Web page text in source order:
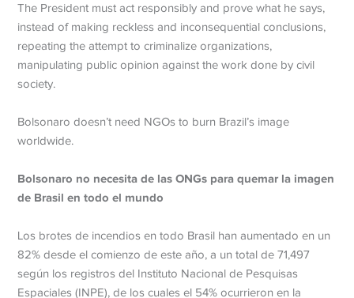
The President must act responsibly and prove what he says,
instead of making reckless and inconsequential conclusions,
repeating the attempt to criminalize organizations,
manipulating public opinion against the work done by civil
society.
Bolsonaro doesn’t need NGOs to burn Brazil’s image
worldwide.
Bolsonaro no necesita de las ONGs para quemar la imagen
de Brasil en todo el mundo
Los brotes de incendios en todo Brasil han aumentado en un
82% desde el comienzo de este año, a un total de 71,497
según los registros del Instituto Nacional de Pesquisas
Espaciales (INPE), de los cuales el 54% ocurrieron en la